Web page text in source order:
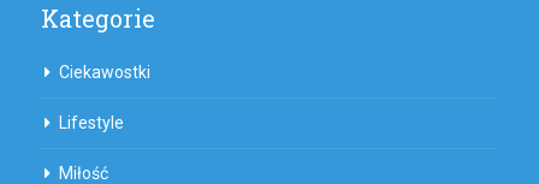
Kategorie
Ciekawostki
Lifestyle
Miłość